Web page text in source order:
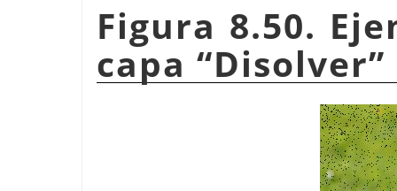
Figura 8.50.
capa “Disolver”